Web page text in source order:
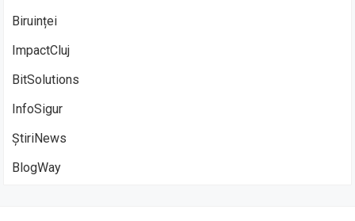
Biruinței
ImpactCluj
BitSolutions
InfoSigur
ȘtiriNews
BlogWay